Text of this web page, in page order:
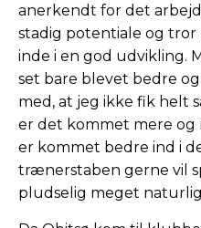
anerkendt for det
stadig potentiale og tror
inde i en god udvikling.
set bare blevet bedre
med, at jeg ikke fik helt
er det kommet mere og
er kommet bedre ind i
trænerstaben gerne vil
pludselig meget